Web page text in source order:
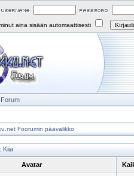
aina sisään automaattisesti
Forum
Foorumin päävalikko
Kiia
Avatar